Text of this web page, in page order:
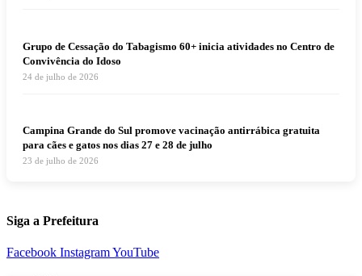
Grupo de Cessação do Tabagismo 60+ inicia atividades no Centro de
Convivência do Idoso
24 de julho de 2026
Campina Grande do Sul promove vacinação antirrábica gratuita
para cães e gatos nos dias 27 e 28 de julho
23 de julho de 2026
Siga a Prefeitura
Facebook InstagramYouTube